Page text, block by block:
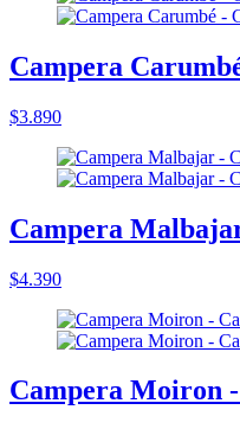
Campera
$3.890
Campera
$4.390
Campera Moiron